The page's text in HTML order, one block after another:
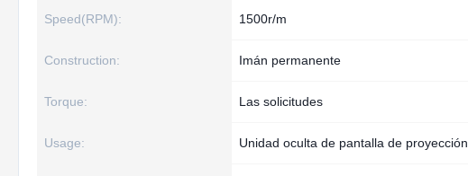
Speed(RPM): 1500r/m
Construction: Imán permanente
Torque: Las solicitudes
Usage: Unidad oculta de pantalla de proyección